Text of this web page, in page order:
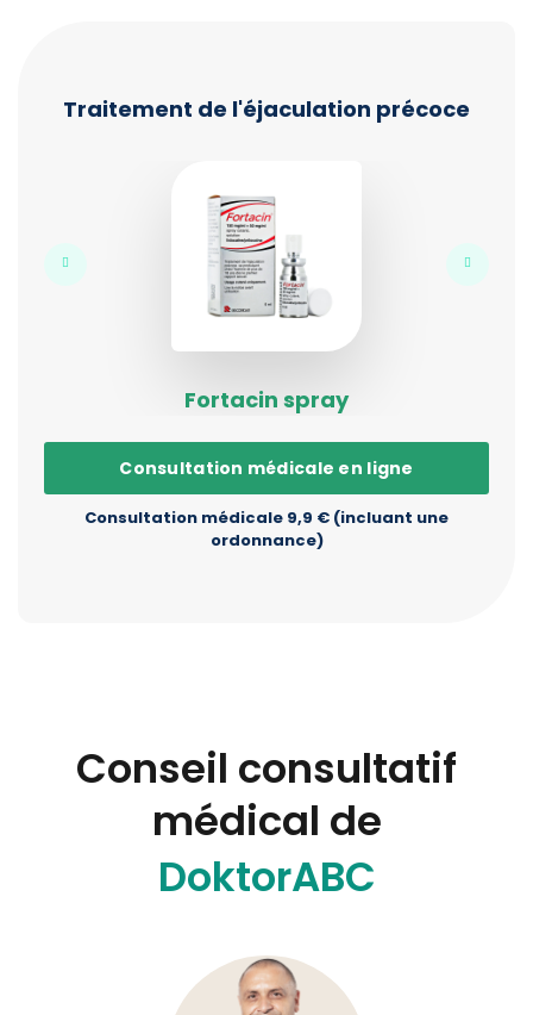
Traitement de l'éjaculation précoce
Fortacin spray
Consultation médicale en ligne
Consultation médicale 9,9 € (incluant une
ordonnance)
Conseil consultatif
médical de
DoktorABC